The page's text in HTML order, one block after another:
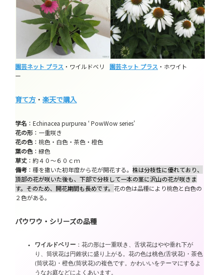
園芸ネット プラス ・ワイルドベリ
ー
園芸ネット プラス ・ホワイト
育て方 ・楽天で購入
学名 ：Echinacea purpurea ‘ PowWow series’
花の形 ：一重咲き
花の色 ：桃色・白色・茶色・橙色
葉の色 ：緑色
草丈 ：約４０～６０ｃｍ
備考 ：種を撒いた初年度から花が開花する。株は分枝性に優れており、
頂部の花が咲いた後も、下部で分枝して一本の茎に沢山の花が咲きま
す。そのため、開花期間も長めです。花の色は品種により桃色と白色の
２色がある。
パウワウ・シリーズの品種
ワイルドベリー ：花の形は一重咲き、舌状花はやや垂れ下が
り、筒状花は円錐状に盛り上がる。花の色は桃色(舌状花)・茶色
(筒状花)・橙色(筒状花)の複色です。かわいいをテーマにするよ
うなお庭などによくあいます。